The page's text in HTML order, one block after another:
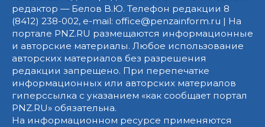
редактор — Белов В.Ю. Телефон редакции 8
(8412) 238-002, e-mail: office@penzainform.ru | На
портале PNZ.RU размещаются информационные
и авторские материалы. Любое использование
авторских материалов без разрешения
редакции запрещено. При перепечатке
информационных или авторских материалов
гиперссылка с указанием «как сообщает портал
PNZ.RU» обязательна.
На информационном ресурсе применяются